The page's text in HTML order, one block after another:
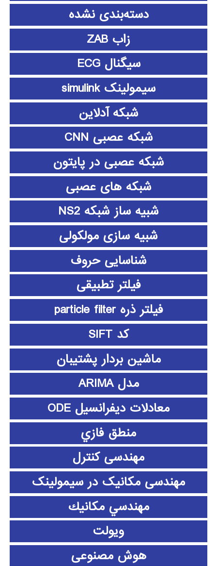
دسته‌بندی نشده
زاب ZAB
سیگنال ECG
سیمولینک simulink
شبکه آدلاین
شبکه عصبی CNN
شبکه عصبی در پایتون
شبکه های عصبی
شبیه ساز شبکه NS2
شبیه سازی مولکولی
شناسایی حروف
فیلتر تطبیقی
فیلتر ذره particle filter
کد SIFT
ماشین بردار پشتیبان
مدل ARIMA
معادلات دیفرانسیل ODE
منطق فازي
مهندسی کنترل
مهندسی مکانیک در سیمولینک
مهندسي مكانيك
ویولت
هوش مصنوعی